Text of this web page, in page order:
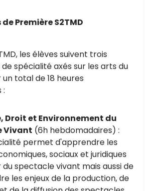
Première S2TMD
les élèves suivent trois
spécialité axés sur les arts du
total de 18 heures
:
Droit et Environnement du
Vivant (6h hebdomadaires) :
permet d'apprendre les
sociaux et juridiques
spectacle vivant mais aussi de
les enjeux de la production, de